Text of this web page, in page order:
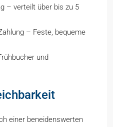
– verteilt über bis zu 5
– Feste, bequeme
und
einer beneidenswerten